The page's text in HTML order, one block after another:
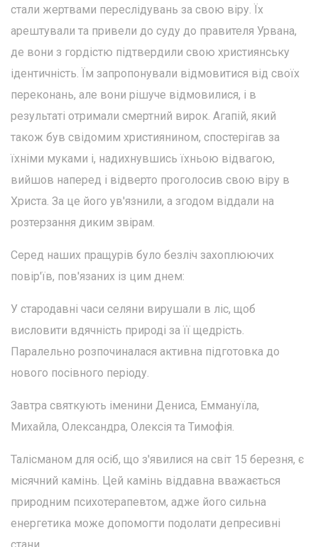
стали жертвами переслідувань за свою віру. Їх
арештували та привели до суду до правителя Урвана,
де вони з гордістю підтвердили свою християнську
ідентичність. Їм запропонували відмовитися від своїх
переконань, але вони рішуче відмовилися, і в
результаті отримали смертний вирок. Агапій, який
також був свідомим християнином, спостерігав за
їхніми муками і, надихнувшись їхньою відвагою,
вийшов наперед і відверто проголосив свою віру в
Христа. За це його ув'язнили, а згодом віддали на
розтерзання диким звірам.
Серед наших пращурів було безліч захоплюючих
повір'їв, пов'язаних із цим днем:
У стародавні часи селяни вирушали в ліс, щоб
висловити вдячність природі за її щедрість.
Паралельно розпочиналася активна підготовка до
нового посівного періоду.
Завтра святкують іменини Дениса, Еммануїла,
Михайла, Олександра, Олексія та Тимофія.
Талісманом для осіб, що з'явилися на світ 15 березня, є
місячний камінь. Цей камінь віддавна вважається
природним психотерапевтом, адже його сильна
енергетика може допомогти подолати депресивні